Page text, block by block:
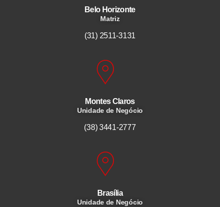
Belo Horizonte
Matriz
(31) 2511-3131
Montes Claros
Unidade de Negócio
(38) 3441-2777
Brasília
Unidade de Negócio